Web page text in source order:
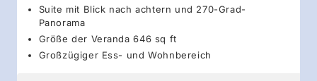
Suite mit Blick nach achtern und 270-Grad-
Panorama
Größe der Veranda 646 sq ft
Großzügiger Ess- und Wohnbereich